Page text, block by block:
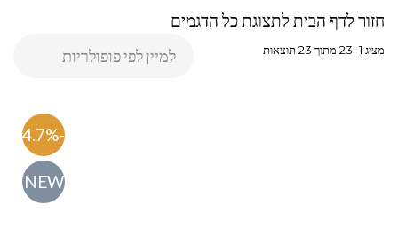
חזור לדף הבית לתצוגת כל הדגמים
מציג 1–23 מתוך 23 תוצאות
-54.7%
NEW